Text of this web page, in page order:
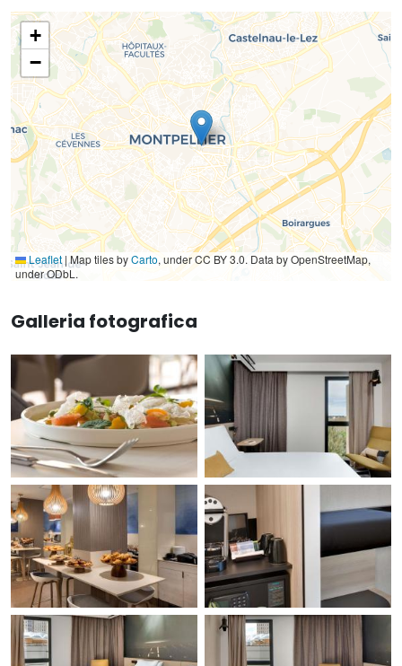
+
−
Leaflet |Map tiles byCarto, under CC BY 3.0. Data by OpenStreetMap,
under ODbL.
Galleria fotografica